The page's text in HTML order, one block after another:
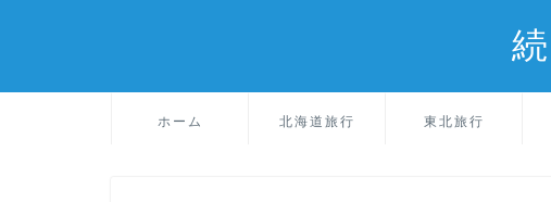
ホーム 北海道旅行 東北旅行